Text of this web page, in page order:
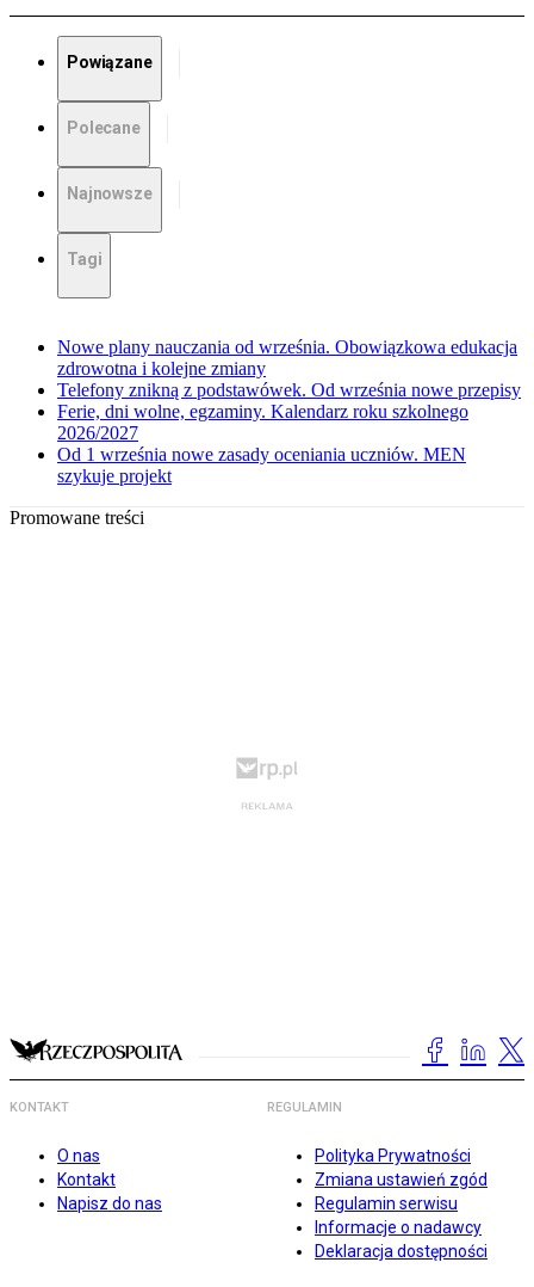
Powiązane
Polecane
Najnowsze
Tagi
Nowe plany nauczania od września. Obowiązkowa edukacja
zdrowotna i kolejne zmiany
Telefony znikną z podstawówek. Od września nowe przepisy
Ferie, dni wolne, egzaminy. Kalendarz roku szkolnego
2026/2027
Od 1 września nowe zasady oceniania uczniów. MEN
szykuje projekt
Promowane treści
KONTAKT
O nas
Kontakt
Napisz do nas
REGULAMIN
Polityka Prywatności
Zmiana ustawień zgód
Regulamin serwisu
Informacje o nadawcy
Deklaracja dostępności